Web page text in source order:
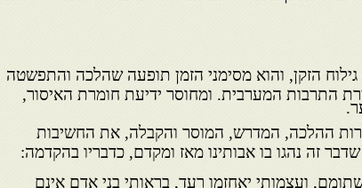
גילוח הזקן, והוא מסימני הזמן תופעה שהלכה והתפשטה
התרבות המערבית. ומחוסר ידיעת חומרת האיסור,
ההלכה, המדרש, המוסר והקבלה, את החשיבות
זה נהגו בו אבותינו מאז ומקדם, כדבריו בהקדמה:
ועצמותי יאחזמו רעד, בראותי בני אדם אינם